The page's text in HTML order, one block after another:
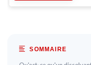
SOMMAIRE